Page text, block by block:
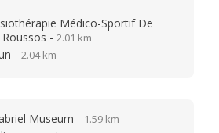
Médico-Sportif De
- 2.01 km
- 2.04 km
Museum - 1.59 km